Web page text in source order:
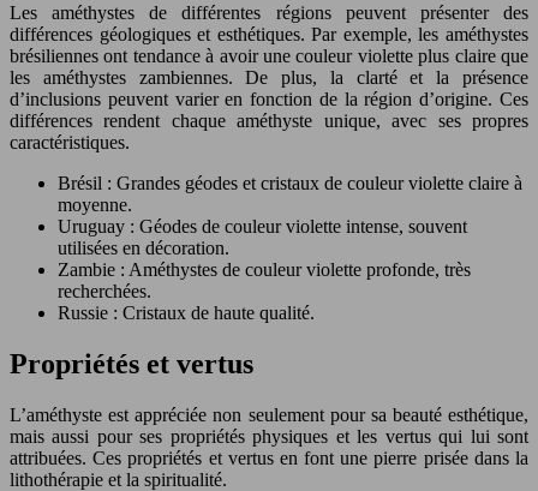
Les améthystes de différentes régions peuvent présenter des
différences géologiques et esthétiques. Par exemple, les améthystes
brésiliennes ont tendance à avoir une couleur violette plus claire que
les améthystes zambiennes. De plus, la clarté et la présence
d’inclusions peuvent varier en fonction de la région d’origine. Ces
différences rendent chaque améthyste unique, avec ses propres
caractéristiques.
Brésil : Grandes géodes et cristaux de couleur violette claire à
moyenne.
Uruguay : Géodes de couleur violette intense, souvent
utilisées en décoration.
Zambie : Améthystes de couleur violette profonde, très
recherchées.
Russie : Cristaux de haute qualité.
Propriétés et vertus
L’améthyste est appréciée non seulement pour sa beauté esthétique,
mais aussi pour ses propriétés physiques et les vertus qui lui sont
attribuées. Ces propriétés et vertus en font une pierre prisée dans la
lithothérapie et la spiritualité.